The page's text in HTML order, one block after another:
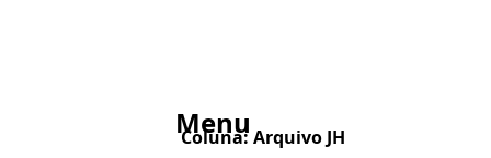
Menu
Coluna:Arquivo JH